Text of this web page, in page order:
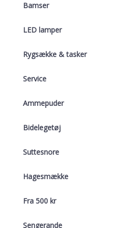
Bamser
LED lamper
Rygsække & tasker
Service
Ammepuder
Bidelegetøj
Suttesnore
Hagesmække
Fra 500 kr
Sengerande